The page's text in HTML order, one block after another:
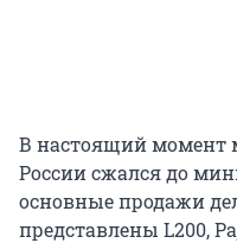
В настоящий момент
России сжался до
основные продажи
представлены L200,